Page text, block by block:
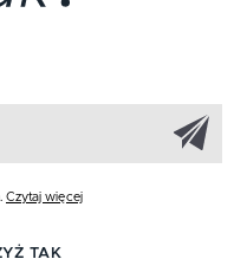
Czytaj więcej
TAK